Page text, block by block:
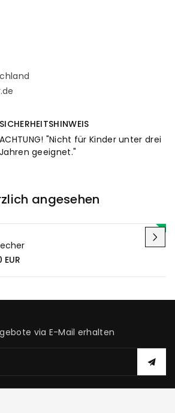
SICHERHEITSHINWEIS
ACHTUNG! "Nicht für Kinder unter drei
Jahren geeignet."
angesehen
via E-Mail erhalten